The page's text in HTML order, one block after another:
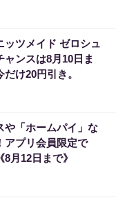
ッツメイド ゼロシュ
ャンスは8月10日ま
け20円引き。
や「ホームパイ」な
アプリ会員限定で
8月12日まで》